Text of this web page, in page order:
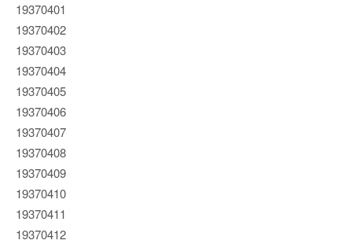
19370401
19370402
19370403
19370404
19370405
19370406
19370407
19370408
19370409
19370410
19370411
19370412